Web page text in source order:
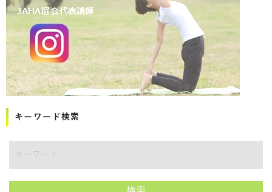
キーワード検索